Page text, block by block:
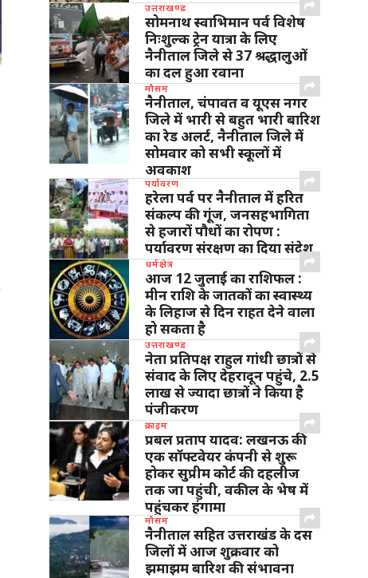
उत्तराखण्ड
सोमनाथ स्वाभिमान पर्व विशेष
निःशुल्क ट्रेन यात्रा के लिए
नैनीताल जिले से 37 श्रद्धालुओं
का दल हुआ रवाना
मौसम
नैनीताल, चंपावत व यूएस नगर
जिले में भारी से बहुत भारी बारिश
का रेड अलर्ट, नैनीताल जिले में
सोमवार को सभी स्कूलों में
अवकाश
पर्यावरण
हरेला पर्व पर नैनीताल में हरित
संकल्प की गूंज, जनसहभागिता
से हजारों पौधों का रोपण :
पर्यावरण संरक्षण का दिया संदेश
धर्मक्षेत्र
आज 12 जुलाई का राशिफल :
मीन राशि के जातकों का स्वास्थ्य
के लिहाज से दिन राहत देने वाला
हो सकता है
उत्तराखण्ड
नेता प्रतिपक्ष राहुल गांधी छात्रों से
संवाद के लिए देहरादून पहुंचे, 2.5
लाख से ज्यादा छात्रों ने किया है
पंजीकरण
क्राइम
प्रबल प्रताप यादव: लखनऊ की
एक सॉफ्टवेयर कंपनी से शुरू
होकर सुप्रीम कोर्ट की दहलीज
तक जा पहुंची, वकील के भेष में
पहुंचकर हंगामा
मौसम
नैनीताल सहित उत्तराखंड के दस
जिलों में आज शुक्रवार को
झमाझम बारिश की संभावना